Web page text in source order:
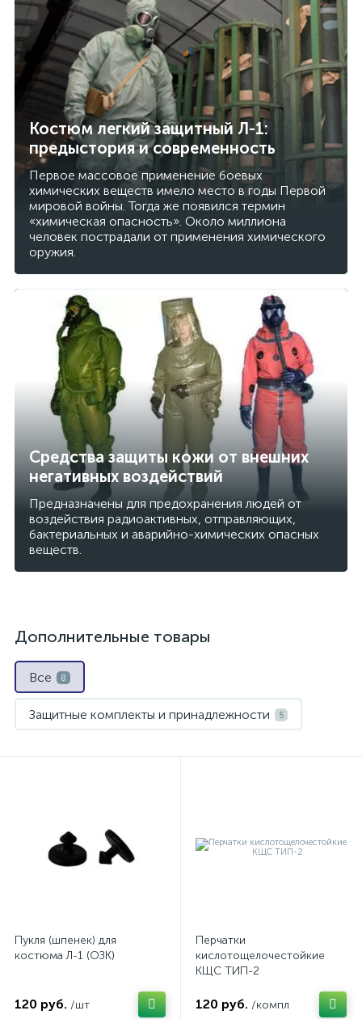
Костюм легкий защитный Л-1:
предыстория и современность
Первое массовое применение боевых
химических веществ имело место в годы Первой
мировой войны. Тогда же появился термин
«химическая опасность». Около миллиона
человек пострадали от применения химического
оружия.
Средства защиты кожи от внешних
негативных воздействий
Предназначены для предохранения людей от
воздействия радиоактивных, отправляющих,
бактериальных и аварийно-химических опасных
веществ.
Дополнительные товары
Все 8
Защитные комплекты и принадлежности 5
Пукля (шпенек) для
костюма Л-1 (ОЗК)
120 руб. /шт
Перчатки
кислотощелочестойкие
КЩС ТИП-2
120 руб. /компл